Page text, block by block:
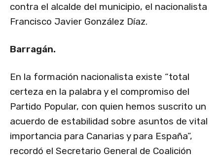
contra el alcalde del municipio, el nacionalista
Francisco Javier González Díaz.
Barragán.
En la formación nacionalista existe “total
certeza en la palabra y el compromiso del
Partido Popular, con quien hemos suscrito un
acuerdo de estabilidad sobre asuntos de vital
importancia para Canarias y para España”,
recordó el Secretario General de Coalición